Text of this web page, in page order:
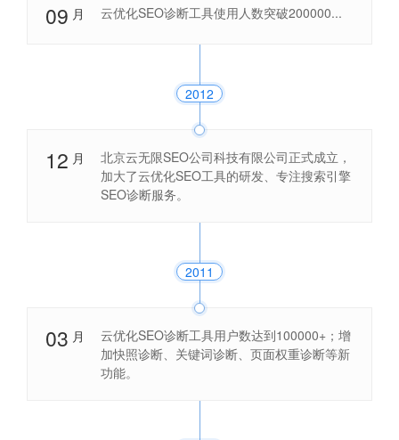
09 月 云优化SEO诊断工具使用人数突破200000...
2012
12 月
北京云无限SEO公司科技有限公司正式成立，
加大了云优化SEO工具的研发、专注搜索引擎
SEO诊断服务。
2011
03 月
云优化SEO诊断工具用户数达到100000+；增
加快照诊断、关键词诊断、页面权重诊断等新
功能。